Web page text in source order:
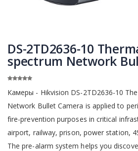
DS-2TD2636-10
spectrum Network
Камеры - Hikvision DS-2TD2636-10
Network Bullet Camera is applied to
fire-prevention purposes in critical
airport, railway, prison, power station,
The pre-alarm system helps you